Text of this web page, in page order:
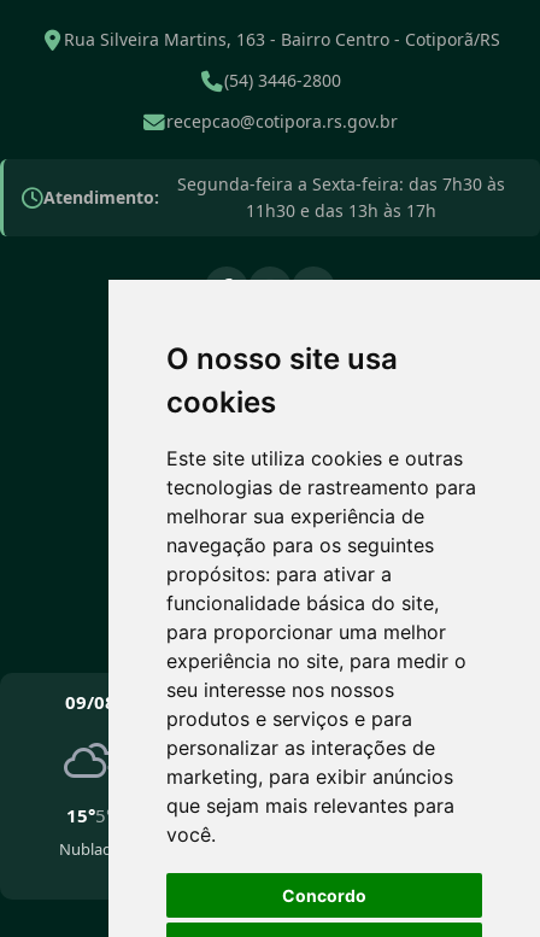
O nosso site usa
cookies
Este site utiliza cookies e outras
tecnologias de rastreamento para
melhorar sua experiência de
navegação para os seguintes
propósitos: para ativar a
funcionalidade básica do site,
para proporcionar uma melhor
experiência no site, para medir o
seu interesse nos nossos
produtos e serviços e para
personalizar as interações de
marketing, para exibir anúncios
que sejam mais relevantes para
você.
Concordo
Rua Silveira Martins, 163 - Bairro Centro - Cotiporã/RS
(54) 3446-2800
recepcao@cotipora.rs.gov.br
Atendimento:
Segunda-feira a Sexta-feira: das 7h30 às
11h30 e das 13h às 17h
PREVISÃO DO TEMPO
5°C
Nublado
Máx: 15° • Mín: 5°
Vento: 0.9 km/h
09/08
15°5°
Nublado
10/08
14°2° 16°
fracas